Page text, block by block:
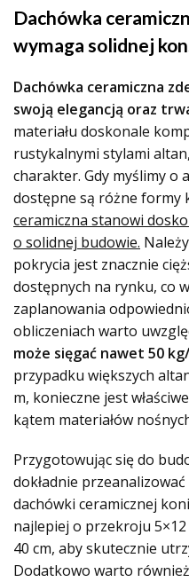
Dachówka
wymaga solidnej
Dachówka ceramiczna
swoją elegancją oraz
materiału doskonale
rustykalnymi stylami
charakter. Gdy myślimy
dostępne są różne formy
ceramiczna stanowi
o solidnej budowie.
pokrycia jest znacznie
dostępnych na rynku, co
zaplanowania
obliczeniach warto
może sięgać nawet 50
przypadku większych
m, konieczne jest
kątem materiałów
Przygotowując się do
dokładnie
dachówki ceramicznej
najlepiej o przekroju 5×12
40 cm, aby skutecznie
Dodatkowo warto